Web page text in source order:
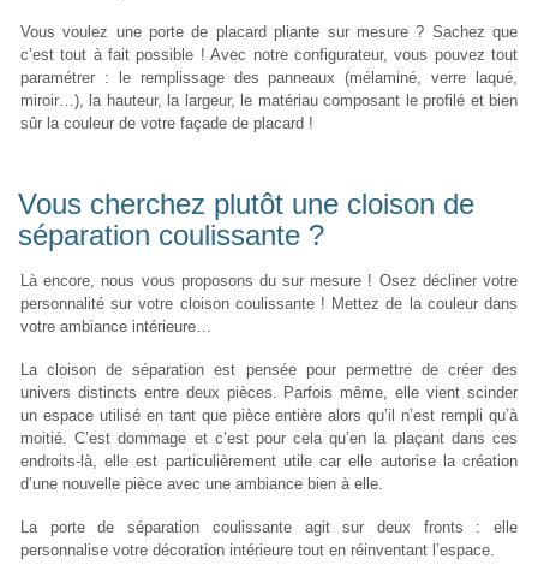
Vous voulez une porte de placard pliante sur mesure ? Sachez que
c’est tout à fait possible ! Avec notre configurateur, vous pouvez tout
paramétrer : le remplissage des panneaux (mélaminé, verre laqué,
miroir…), la hauteur, la largeur, le matériau composant le profilé et bien
sûr la couleur de votre façade de placard !
Vous cherchez plutôt une cloison de
séparation coulissante ?
Là encore, nous vous proposons du sur mesure ! Osez décliner votre
personnalité sur votre cloison coulissante ! Mettez de la couleur dans
votre ambiance intérieure…
La cloison de séparation est pensée pour permettre de créer des
univers distincts entre deux pièces. Parfois même, elle vient scinder
un espace utilisé en tant que pièce entière alors qu’il n’est rempli qu’à
moitié. C’est dommage et c’est pour cela qu’en la plaçant dans ces
endroits-là, elle est particulièrement utile car elle autorise la création
d’une nouvelle pièce avec une ambiance bien à elle.
La porte de séparation coulissante agit sur deux fronts : elle
personnalise votre décoration intérieure tout en réinventant l’espace.